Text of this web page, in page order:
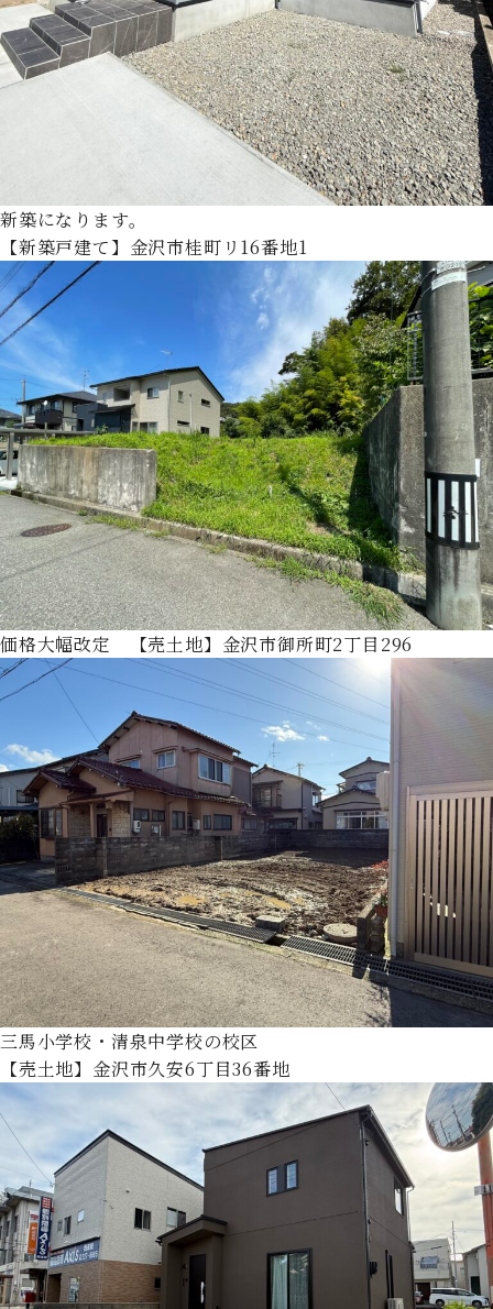
新築になります。
【新築戸建て】金沢市桂町リ16番地1
価格大幅改定 【売土地】金沢市御所町2丁目296
三馬小学校・清泉中学校の校区
【売土地】金沢市久安6丁目36番地